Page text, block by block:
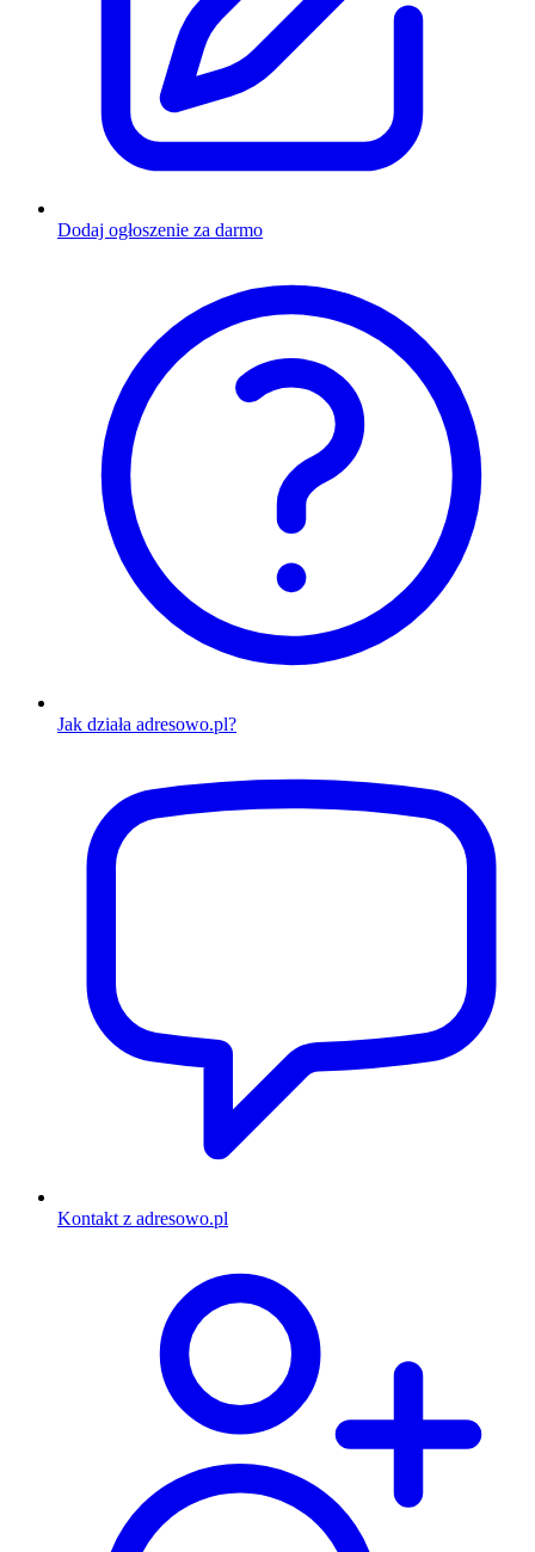
Dodaj ogłoszenie za darmo
Jak działa adresowo.pl?
Kontakt z adresowo.pl